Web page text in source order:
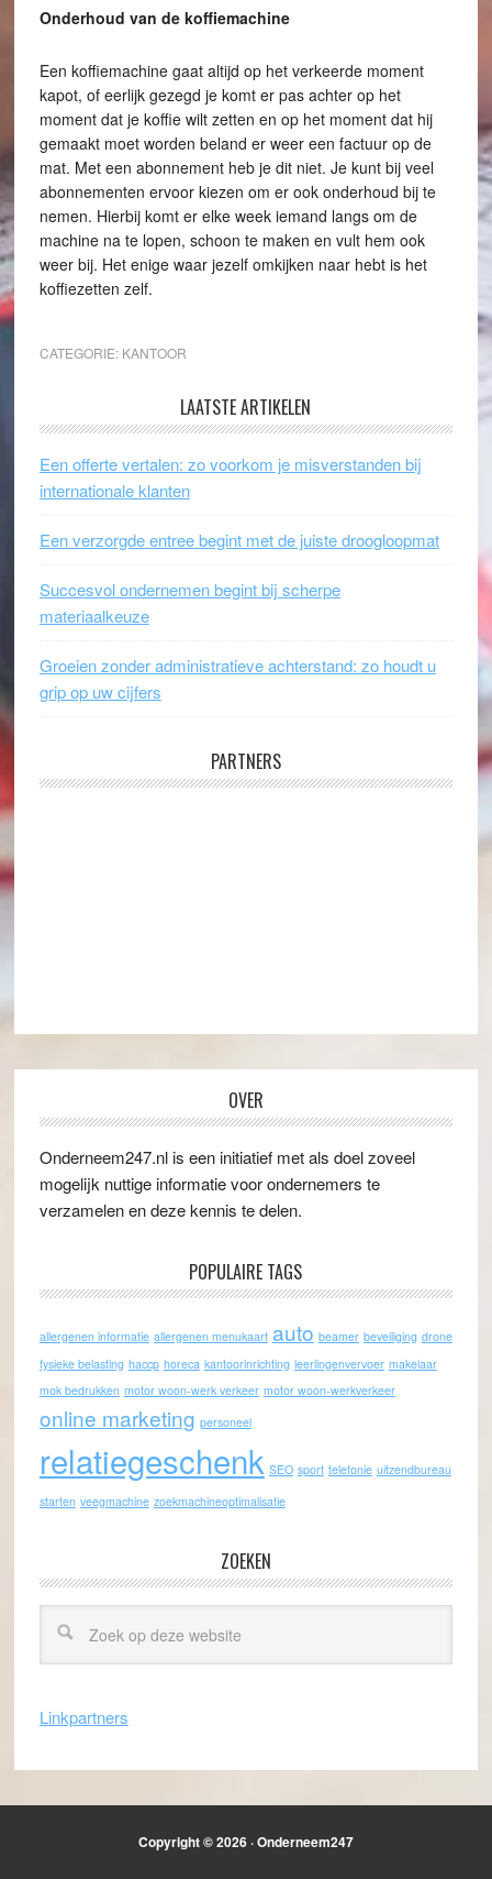
Onderhoud van de koffiemachine
Een koffiemachine gaat altijd op het verkeerde moment
kapot, of eerlijk gezegd je komt er pas achter op het
moment dat je koffie wilt zetten en op het moment dat hij
gemaakt moet worden beland er weer een factuur op de
mat. Met een abonnement heb je dit niet. Je kunt bij veel
abonnementen ervoor kiezen om er ook onderhoud bij te
nemen. Hierbij komt er elke week iemand langs om de
machine na te lopen, schoon te maken en vult hem ook
weer bij. Het enige waar jezelf omkijken naar hebt is het
koffiezetten zelf.
CATEGORIE: KANTOOR
LAATSTE ARTIKELEN
Een offerte vertalen: zo voorkom je misverstanden bij
internationale klanten
Een verzorgde entree begint met de juiste droogloopmat
Succesvol ondernemen begint bij scherpe
materiaalkeuze
Groeien zonder administratieve achterstand: zo houdt u
grip op uw cijfers
PARTNERS
OVER
Onderneem247.nl is een initiatief met als doel zoveel
mogelijk nuttige informatie voor ondernemers te
verzamelen en deze kennis te delen.
POPULAIRE TAGS
allergenen informatie allergenen menukaart auto beamer beveiliging drone
fysieke belasting haccp horeca kantoorinrichting leerlingenvervoer makelaar
mok bedrukken motor woon-werk verkeer motor woon-werkverkeer
online marketing personeel
relatiegeschenk SEO sport telefonie uitzendbureau
starten veegmachine zoekmachineoptimalisatie
ZOEKEN
Linkpartners
Copyright © 2026 · Onderneem247